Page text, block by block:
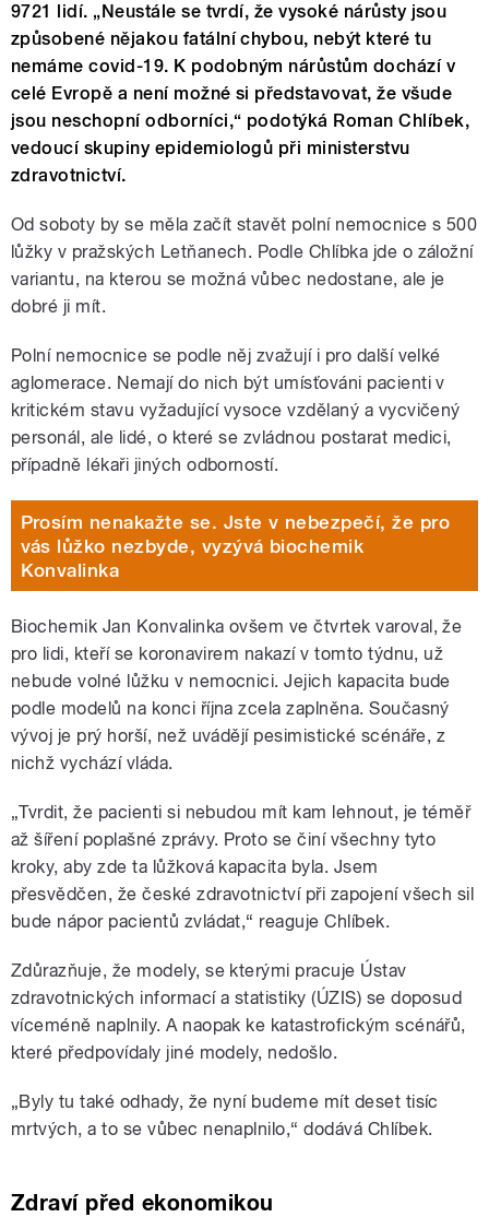
9721 lidí. „Neustále se tvrdí, že vysoké nárůsty jsou
způsobené nějakou fatální chybou, nebýt které tu
nemáme covid-19. K podobným nárůstům dochází v
celé Evropě a není možné si představovat, že všude
jsou neschopní odborníci,“ podotýká Roman Chlíbek,
vedoucí skupiny epidemiologů při ministerstvu
zdravotnictví.
Od soboty by se měla začít stavět polní nemocnice s 500
lůžky v pražských Letňanech. Podle Chlíbka jde o záložní
variantu, na kterou se možná vůbec nedostane, ale je
dobré ji mít.
Polní nemocnice se podle něj zvažují i pro další velké
aglomerace. Nemají do nich být umísťováni pacienti v
kritickém stavu vyžadující vysoce vzdělaný a vycvičený
personál, ale lidé, o které se zvládnou postarat medici,
případně lékaři jiných odborností.
Prosím nenakažte se. Jste v nebezpečí, že pro
vás lůžko nezbyde, vyzývá biochemik
Konvalinka
Biochemik Jan Konvalinka ovšem ve čtvrtek varoval, že
pro lidi, kteří se koronavirem nakazí v tomto týdnu, už
nebude volné lůžku v nemocnici. Jejich kapacita bude
podle modelů na konci října zcela zaplněna. Současný
vývoj je prý horší, než uvádějí pesimistické scénáře, z
nichž vychází vláda.
„Tvrdit, že pacienti si nebudou mít kam lehnout, je téměř
až šíření poplašné zprávy. Proto se činí všechny tyto
kroky, aby zde ta lůžková kapacita byla. Jsem
přesvědčen, že české zdravotnictví při zapojení všech sil
bude nápor pacientů zvládat,“ reaguje Chlíbek.
Zdůrazňuje, že modely, se kterými pracuje Ústav
zdravotnických informací a statistiky (ÚZIS) se doposud
víceméně naplnily. A naopak ke katastrofickým scénářů,
které předpovídaly jiné modely, nedošlo.
„Byly tu také odhady, že nyní budeme mít deset tisíc
mrtvých, a to se vůbec nenaplnilo,“ dodává Chlíbek.
Zdraví před ekonomikou